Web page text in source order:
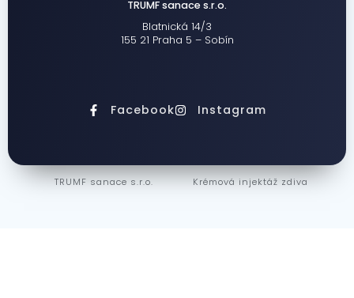
TRUMF sanace s.r.o.
Blatnická 14/3
155 21 Praha 5 – Sobín
Facebook Instagram
TRUMF sanace s.r.o. Krémová injektáž zdiva